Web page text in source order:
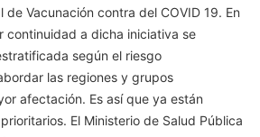
de Vacunación contra del COVID 19. En
continuidad a dicha iniciativa se
según el riesgo
las regiones y grupos
afectación. Es así que ya están
El Ministerio de Salud Pública